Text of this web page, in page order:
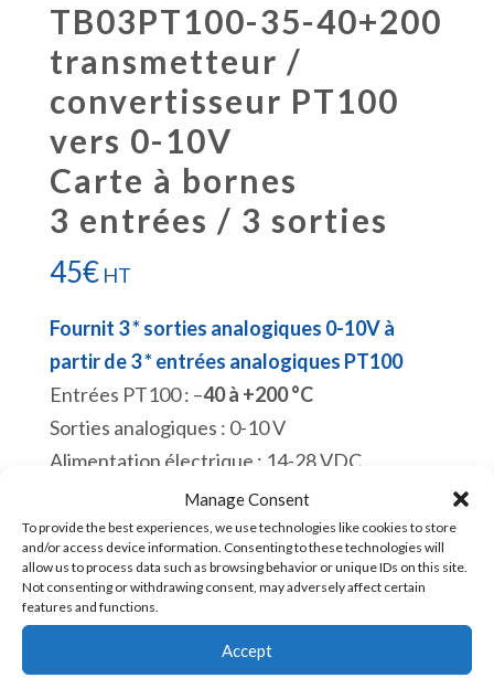
Manage Consent
To provide the best experiences, we use technologies like cookies to store
and/or access device information. Consenting to these technologies will
allow us to process data such as browsing behavior or unique IDs on this site.
Not consenting or withdrawing consent, may adversely affect certain
features and functions.
Accept
TB03PT100-35-40+200
transmetteur /
convertisseur PT100
vers 0-10V
Carte à bornes
3 entrées / 3 sorties
45€ HT
Fournit 3 * sorties analogiques 0-10V à
partir de 3 * entrées analogiques PT100
Entrées PT100 : –40 à +200 °C
Sorties analogiques : 0-10 V
Alimentation électrique : 14-28 VDC
Conçu et fabriqué en France
En stock
quantité
de
Ajouter au panier